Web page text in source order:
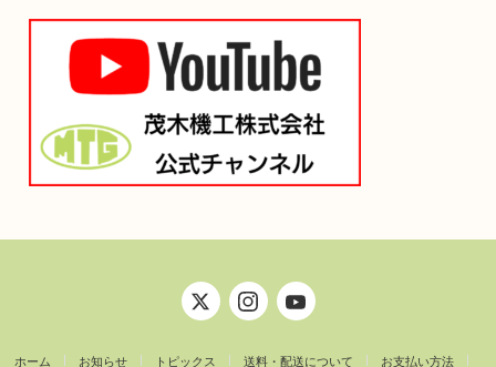
ホーム お知らせ トピックス 送料・配送について お支払い方法